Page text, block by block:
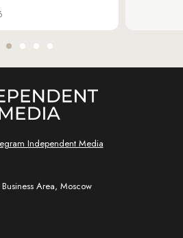
Independent Media
Area, Moscow